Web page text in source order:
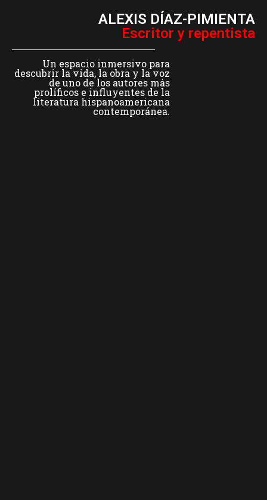
ALEXIS DÍAZ-PIMIENTA
Escritor y repentista
Un espacio inmersivo para
descubrir la vida, la obra y la voz
de uno de los autores más
prolíficos e influyentes de la
literatura hispanoamericana
contemporánea.